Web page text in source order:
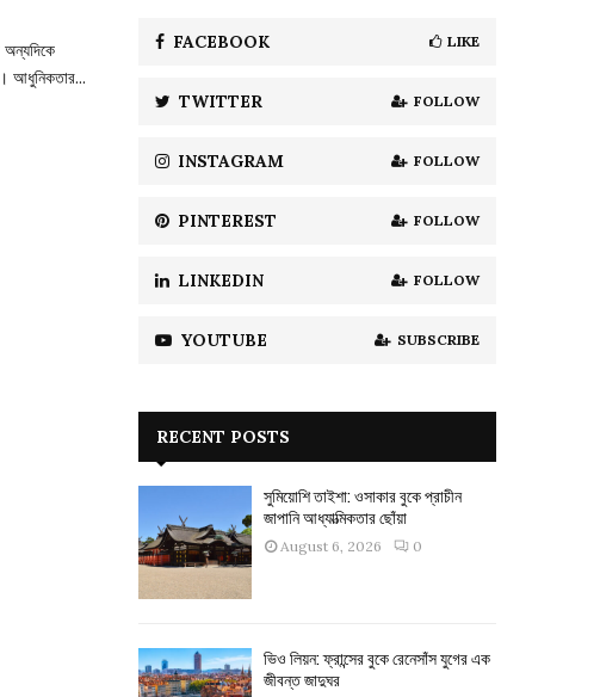
আধুনিকতার...
C
H
FACEBOOK LIKE
TWITTER FOLLOW
INSTAGRAM FOLLOW
PINTEREST FOLLOW
LINKEDIN FOLLOW
YOUTUBE SUBSCRIBE
RECENT POSTS
সুমিয়োশি তাইশা: ওসাকার বুকে প্রাচীন
জাপানি আধ্যাত্মিকতার ছোঁয়া
August 6, 2026 0
ভিও লিয়ন: ফ্রান্সের বুকে রেনেসাঁস যুগের এক
জীবন্ত জাদুঘর